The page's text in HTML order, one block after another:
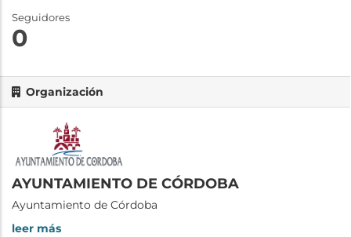
Seguidores
0
Organización
AYUNTAMIENTO DE CÓRDOBA
Ayuntamiento de Córdoba
leer más